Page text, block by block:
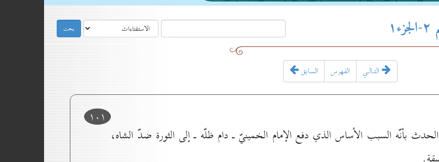
السابق الفهرس التـالـي
۱٠۱
بأنّه السبب الأساس الذي دفع الإمام الخمينيّ ـ دام ظلّه ـ إلى الثورة ضدّ الشاه،